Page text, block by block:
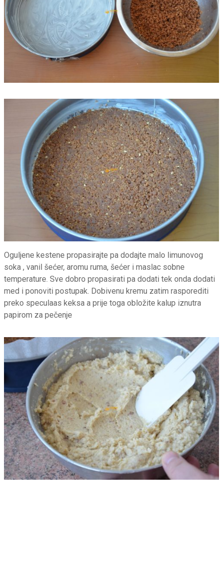
Oguljene kestene propasirajte pa dodajte malo limunovog
soka , vanil šećer, aromu ruma, šećer i maslac sobne
temperature. Sve dobro propasirati pa dodati tek onda dodati
med i ponoviti postupak. Dobivenu kremu zatim rasporediti
preko speculaas keksa a prije toga obložite kalup iznutra
papirom za pečenje